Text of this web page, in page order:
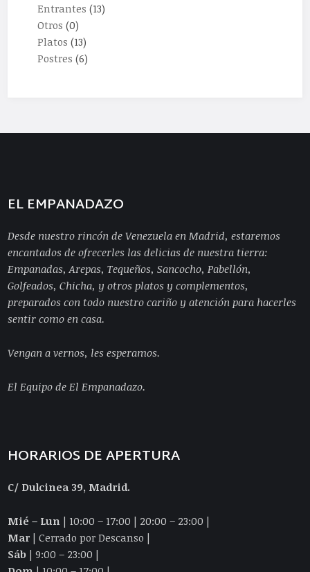
Entrantes (13)
Otros (0)
Platos (13)
Postres (6)
EL EMPANADAZO
Desde nuestro rincón de Venezuela en Madrid, estaremos
encantados de ofrecerles las delicias de nuestra tierra:
Empanadas, Arepas, Tequeños, Sancocho, Pabellón,
Golfeados, Chicha, y otros platos y complementos,
preparados con todo nuestro cariño y atención para hacerles
sentir como en casa.
Vengan a vernos, les esperamos.
El Equipo de El Empanadazo.
HORARIOS DE APERTURA
C/ Dulcinea 39, Madrid.
Mié – Lun | 10:00 – 17:00 | 20:00 – 23:00 |
Mar | Cerrado por Descanso |
Sáb | 9:00 – 23:00 |